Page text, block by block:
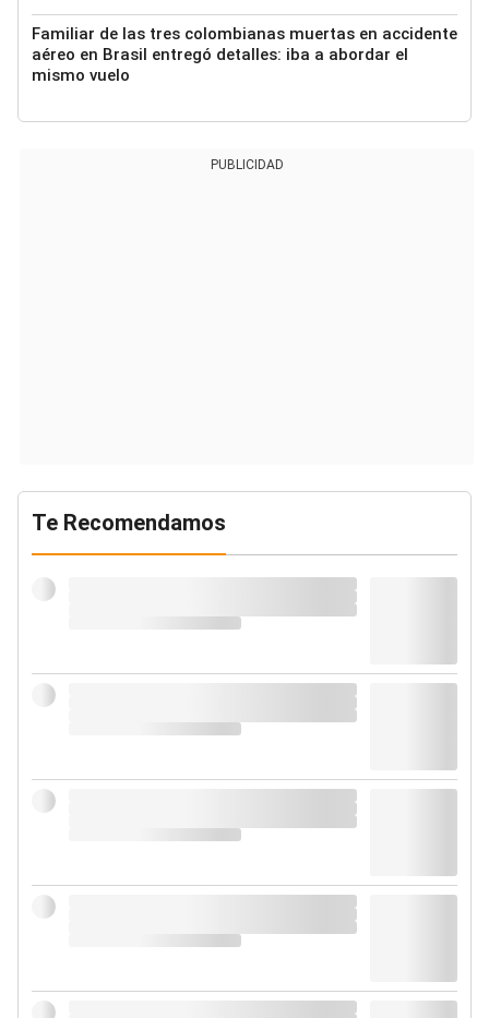
Familiar de las tres colombianas muertas en accidente
aéreo en Brasil entregó detalles: iba a abordar el
mismo vuelo
PUBLICIDAD
Te Recomendamos